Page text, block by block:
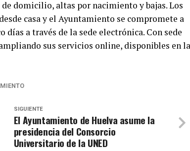
domicilio, altas por nacimiento y bajas. Los
casa y el Ayuntamiento se compromete a
a través de la sede electrónica. Con sede
sus servicios online, disponibles en la
SIGUIENTE
El Ayuntamiento de Huelva asume la
presidencia del Consorcio
Universitario de la UNED